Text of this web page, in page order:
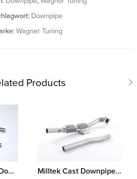
Downpipe
Wagner Tuning
Products
Milltek Large-bore Downpipe und De-cat Audi A3 1.8 TSI 2WD 3-Türer
Milltek Cast Downpipe with HJS High Flow Sports Cat Audi A3 1.8 TSI 2WD 3-Türer